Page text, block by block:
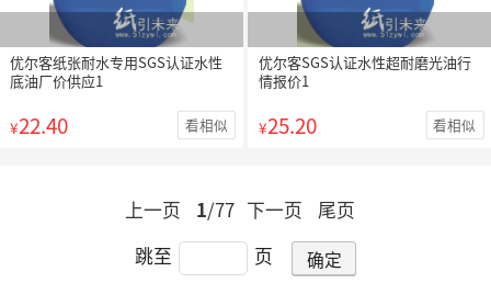
优尔客纸张耐水专用SGS认证水性
底油厂价供应1
¥22.40 看相似
优尔客SGS认证水性超耐磨光油行
情报价1
¥25.20 看相似
上一页 1/77 下一页
尾页
跳至
页 确定